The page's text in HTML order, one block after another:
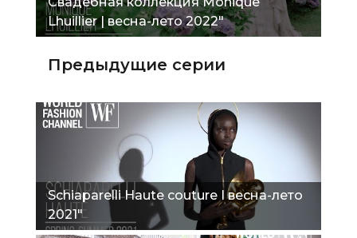
Lhuillier | весна-лето 2022"
Предыдущие серии
Schiaparelli Haute couture I весна-лето
2021"